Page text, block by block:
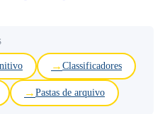
Classificadores
Pastas de arquivo